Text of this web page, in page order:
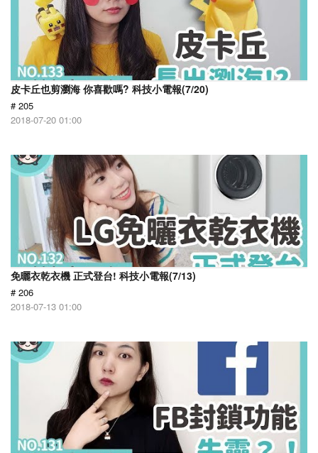
皮卡丘也剪瀏海 你喜歡嗎? 科技小電報(7/20)
# 205
2018-07-20 01:00
免曬衣乾衣機 正式登台! 科技小電報(7/13)
# 206
2018-07-13 01:00